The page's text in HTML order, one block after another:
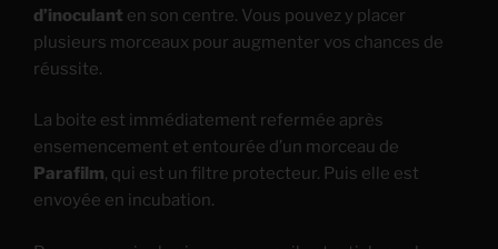
d’inoculant en son centre. Vous pouvez y placer
plusieurs morceaux pour augmenter vos chances de
réussite.
La boite est immédiatement refermée après
ensemencement et entourée d’un morceau de
Parafilm, qui est un filtre protecteur. Puis elle est
envoyée en incubation.